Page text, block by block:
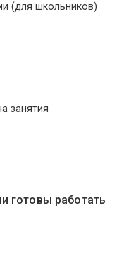
(для школьников)
занятия
готовы работать